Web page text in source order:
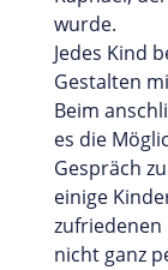
wurde.
Jedes Kind
Gestalten
Beim
es die
Gespräch
einige
zufriedenen
nicht ganz